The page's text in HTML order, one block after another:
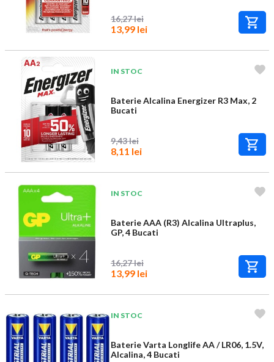
16,27 lei
13,99 lei
IN STOC
Baterie Alcalina Energizer R3 Max, 2
Bucati
9,43 lei
8,11 lei
IN STOC
Baterie AAA (R3) Alcalina Ultraplus,
GP, 4 Bucati
16,27 lei
13,99 lei
IN STOC
Baterie Varta Longlife AA / LR06, 1.5V,
Alcalina, 4 Bucati